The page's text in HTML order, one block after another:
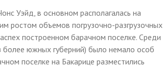
Уэйд, в основном располагалась на
ростом объемов погрузочно-разгрузочных
построенном барачном поселке. Среди
более южных губерний) было немало особ
поселке на Бакарице разместились